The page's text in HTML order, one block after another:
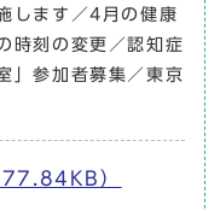
します／4月の健康
時刻の変更／認知症
」参加者募集／東京
）